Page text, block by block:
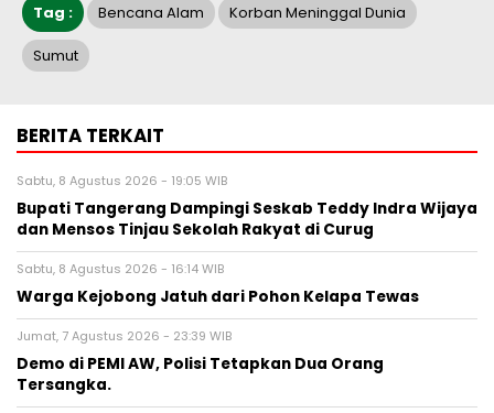
Tag : Bencana Alam Korban Meninggal Dunia
Sumut
BERITA TERKAIT
Sabtu, 8 Agustus 2026 - 19:05 WIB
Bupati Tangerang Dampingi Seskab Teddy Indra Wijaya
dan Mensos Tinjau Sekolah Rakyat di Curug
Sabtu, 8 Agustus 2026 - 16:14 WIB
Warga Kejobong Jatuh dari Pohon Kelapa Tewas
Jumat, 7 Agustus 2026 - 23:39 WIB
Demo di PEMI AW, Polisi Tetapkan Dua Orang
Tersangka.